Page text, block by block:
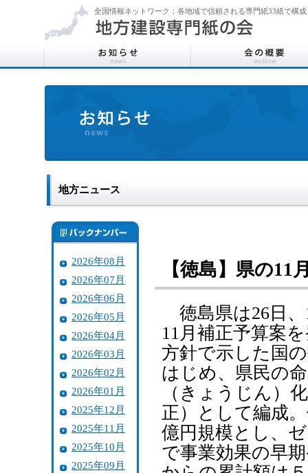
全国情報ネットワーク：各地域で信頼される専門紙33紙で構成
地方ニュース
2026年08月
2026年07月
2026年06月
2026年05月
2026年04月
2026年03月
2026年02月
2026年01月
2025年12月
2025年11月
2025年10月
2025年09月
【徳島】県の
徳島県は26日、
11月補正予算案
方針で示した国
はじめ、県民の
（きょうじん）
正）として編成
億円規模とし、
で事業効果の早